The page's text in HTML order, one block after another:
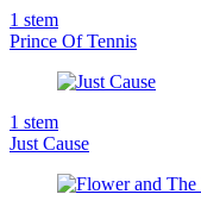
1 stem
Prince Of Tennis
1 stem
Just Cause